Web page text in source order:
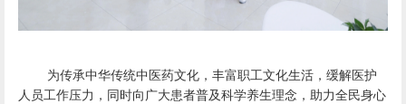
为传承中华传统中医药文化，丰富职工文化生活，缓解医护
人员工作压力，同时向广大患者普及科学养生理念，助力全民身心